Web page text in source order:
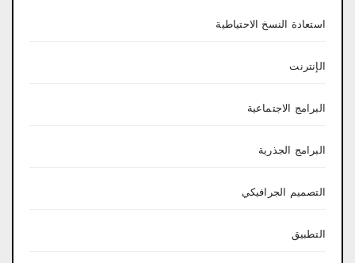
استعادة النسخ الاحتياطية
الإنترنت
البرامج الاجتماعية
البرامج الجذرية
التصميم الجرافيكي
التطبيق